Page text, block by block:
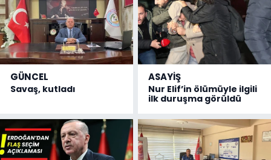
GÜNCEL
Savaş, kutladı
ASAYİŞ
Nur Elif’in ölümüyle ilgili
ilk duruşma görüldü